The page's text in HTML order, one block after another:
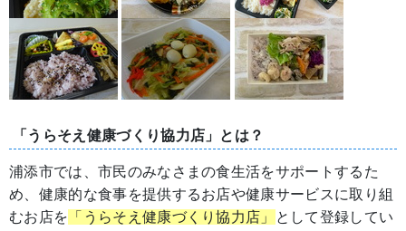
「うらそえ健康づくり協力店」とは？
浦添市では、市民のみなさまの食生活をサポートするた
め、健康的な食事を提供するお店や健康サービスに取り組
むお店を 「うらそえ健康づくり協力店」
として登録してい